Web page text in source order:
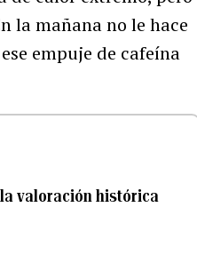
la mañana no le hace
empuje de cafeína
la valoración histórica